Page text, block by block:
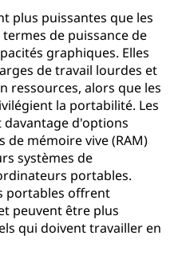
plus puissantes que les
de puissance de
graphiques. Elles
de travail lourdes et
ressources, alors que les
la portabilité. Les
d'options
de mémoire vive (RAM)
systèmes de
portables.
portables offrent
peuvent être plus
qui doivent travailler en